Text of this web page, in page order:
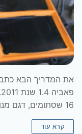
את המדריך הבא
16 שסתומים, דגם מנוע CGGB, משמע,…
קרא עוד